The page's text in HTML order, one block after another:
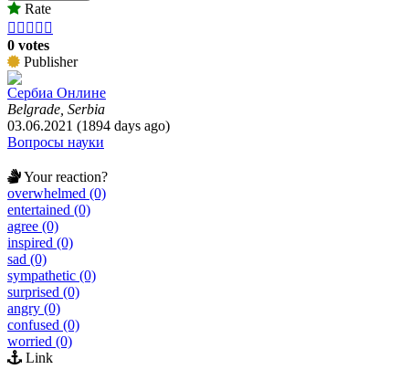
Rate
    
0 votes
Publisher
Сербиа Онлине
Belgrade, Serbia
03.06.2021 (1894 days ago)
Вопросы науки
Your reaction?
overwhelmed (0)
entertained (0)
agree (0)
inspired (0)
sad (0)
sympathetic (0)
surprised (0)
angry (0)
confused (0)
worried (0)
Link